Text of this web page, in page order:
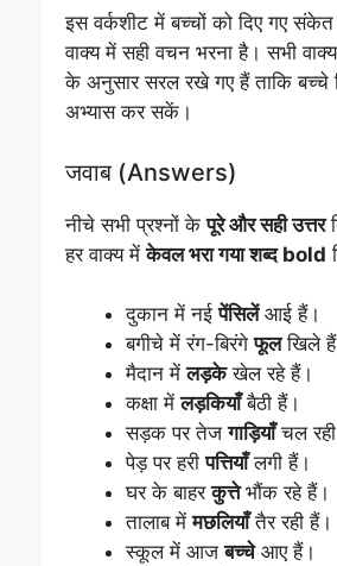
इस वर्कशीट में बच्चों को दिए गए
वाक्य में सही वचन भरना है। सभी
के अनुसार सरल रखे गए हैं ताकि बच्चे
अभ्यास कर सकें।
जवाब (Answers)
नीचे सभी प्रश्नों केपूरे और सही उत्तर
हर वाक्य मेंकेवल भरा गया शब्द bold
दुकान में नईपेंसिलेंआई हैं।
बगीचे में रंग-बिरंगेफूलखिले
मैदान मेंलड़केखेल रहे हैं।
कक्षा मेंलड़कियाँबैठी हैं।
सड़क पर तेजगाड़ियाँचल
पेड़ पर हरीपत्तियाँलगी हैं।
घर के बाहरकुत्तेभौंक रहे हैं।
तालाब मेंमछलियाँतैर रही हैं।
स्कूल में आजबच्चेआए हैं।